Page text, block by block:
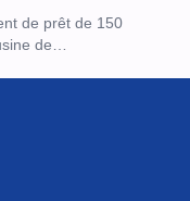
de prêt de 150
de…